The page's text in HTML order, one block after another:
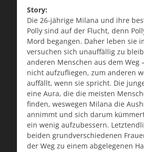
Story:
Die 26-jährige Milana und ihre
Polly sind auf der Flucht, denn
Mord begangen. Daher leben sie
versuchen sich unauffällig zu
anderen Menschen aus dem Weg
nicht aufzufliegen, zum anderen
auffällt, wenn sie spricht. Die
eine Aura, die die meisten
finden, weswegen Milana die
annimmt und sich darum
ein wenig aufzubessern.
beiden grundverschiedenen
der Weg zu einem abgelegenen